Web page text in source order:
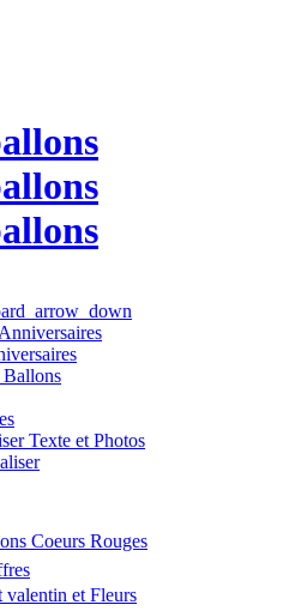
Ballons
Texte et Photos
Coeurs Rouges
et Fleurs